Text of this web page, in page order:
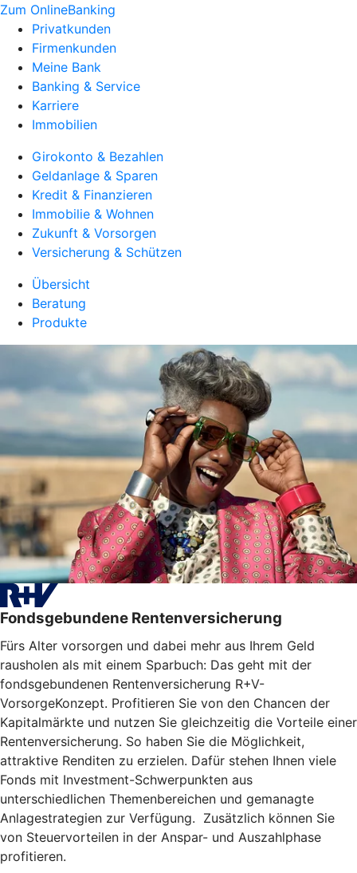
Zum OnlineBanking
Privatkunden
Firmenkunden
Meine Bank
Banking & Service
Karriere
Immobilien
Girokonto & Bezahlen
Geldanlage & Sparen
Kredit & Finanzieren
Immobilie & Wohnen
Zukunft & Vorsorgen
Versicherung & Schützen
Übersicht
Beratung
Produkte
Fondsgebundene Rentenversicherung
Fürs Alter vorsorgen und dabei mehr aus Ihrem Geld
rausholen als mit einem Sparbuch: Das geht mit der
fondsgebundenen Rentenversicherung R+V-
VorsorgeKonzept. Profitieren Sie von den Chancen der
Kapitalmärkte und nutzen Sie gleichzeitig die Vorteile einer
Rentenversicherung. So haben Sie die Möglichkeit,
attraktive Renditen zu erzielen. Dafür stehen Ihnen viele
Fonds mit Investment-Schwerpunkten aus
unterschiedlichen Themenbereichen und gemanagte
Anlagestrategien zur Verfügung. Zusätzlich können Sie
von Steuervorteilen in der Anspar- und Auszahlphase
profitieren.